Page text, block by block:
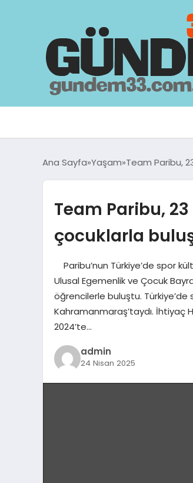
Ana Sayfa Yaşam Team Paribu,
Team Paribu,
çocuklarla
Paribu’nun Türkiye’de spor
Ulusal Egemenlik ve Çocuk
öğrencilerle buluştu. Türkiye’de
Kahramanmaraş’taydı. İhtiyaç
2024’te…
admin
24 Nisan 2025